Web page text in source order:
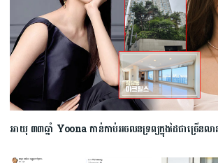
អាយុ ៣៣ឆ្នាំ Yoona កាន់កាប់​អចលនទ្រព្យក្នុងដៃជាច្រើនលា